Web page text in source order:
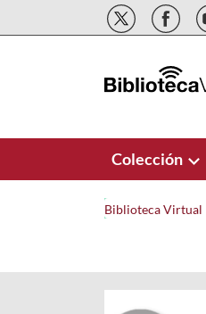
Saltar al contenido principal
Colección
Biblioteca Virtual